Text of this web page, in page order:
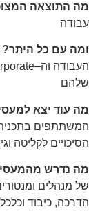
מה התוצאה
עבודה
ומה עם כל היתר?
שלהם
מה עוד יצא
המשתתפים
הסיכויים לקליטה
מה נדרש
של מנהלים
הדרכה, כיבוד